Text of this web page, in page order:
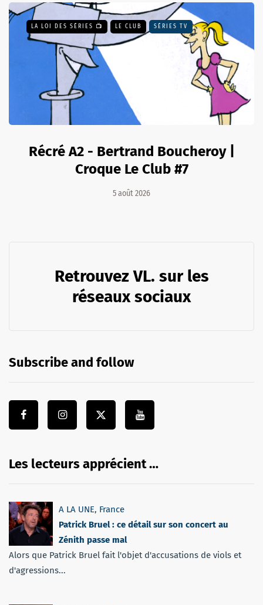
LA LOI DES SÉRIES 📺 LE CLUB SÉRIES TV
Récré A2 - Bertrand Boucheroy |
Croque Le Club #7
5 août 2026
Retrouvez VL. sur les
réseaux sociaux
Subscribe and follow
Les lecteurs apprécient …
A LA UNE, France
Patrick Bruel : ce détail sur son concert au
Zénith passe mal
Alors que Patrick Bruel fait l'objet d'accusations de viols et
d'agressions...